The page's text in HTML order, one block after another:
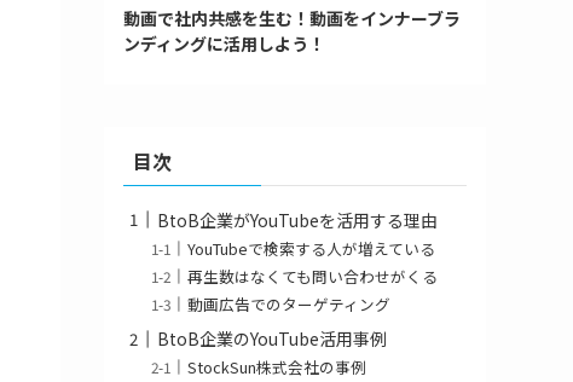
動画で社内共感を生む！動画をインナーブラ
ンディングに活用しよう！
目次
BtoB企業がYouTubeを活用する理由
YouTubeで検索する人が増えている
再生数はなくても問い合わせがくる
動画広告でのターゲティング
BtoB企業のYouTube活用事例
StockSun株式会社の事例